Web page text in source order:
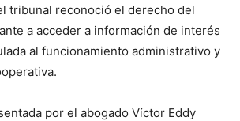
tribunal reconoció el derecho del
a acceder a información de interés
al funcionamiento administrativo y
por el abogado Víctor Eddy